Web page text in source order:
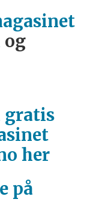
og
gratis
her
på